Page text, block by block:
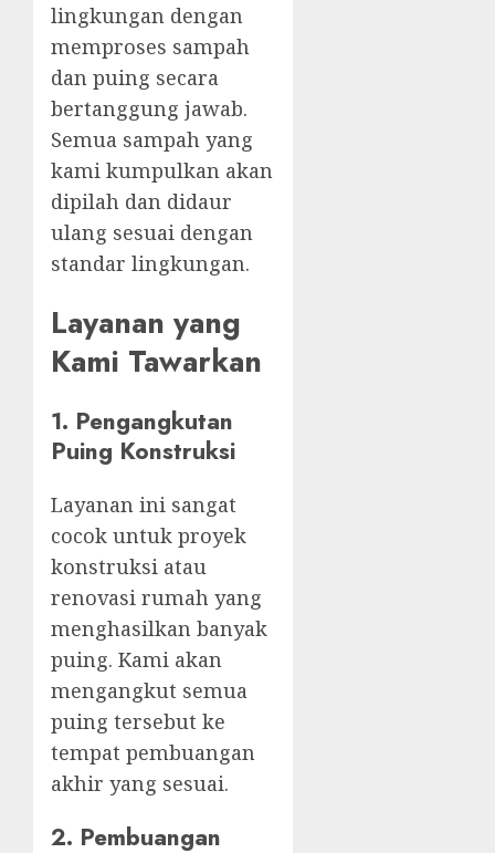
lingkungan dengan
memproses sampah
dan puing secara
bertanggung jawab.
Semua sampah yang
kami kumpulkan akan
dipilah dan didaur
ulang sesuai dengan
standar lingkungan.
Layanan yang
Kami Tawarkan
1. Pengangkutan
Puing Konstruksi
Layanan ini sangat
cocok untuk proyek
konstruksi atau
renovasi rumah yang
menghasilkan banyak
puing. Kami akan
mengangkut semua
puing tersebut ke
tempat pembuangan
akhir yang sesuai.
2. Pembuangan